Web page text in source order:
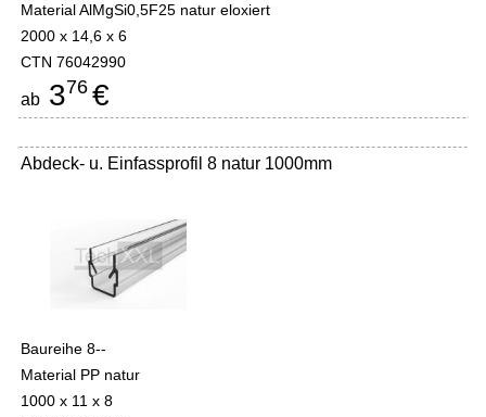
Material AlMgSi0,5F25 natur eloxiert
2000 x 14,6 x 6
CTN 76042990
ab 376 €
Abdeck- u. Einfassprofil 8 natur 1000mm
Baureihe 8--
Material PP natur
1000 x 11 x 8